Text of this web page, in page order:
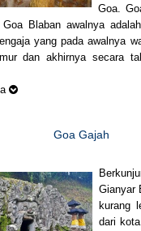
Goa.
Blaban awalnya
yang pada awalnya
dan akhirnya secara
Goa Gajah
Gianyar
kurang
dari